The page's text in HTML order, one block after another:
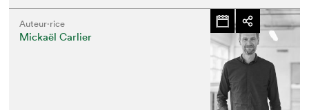
Auteur·rice
Mickaël Carlier